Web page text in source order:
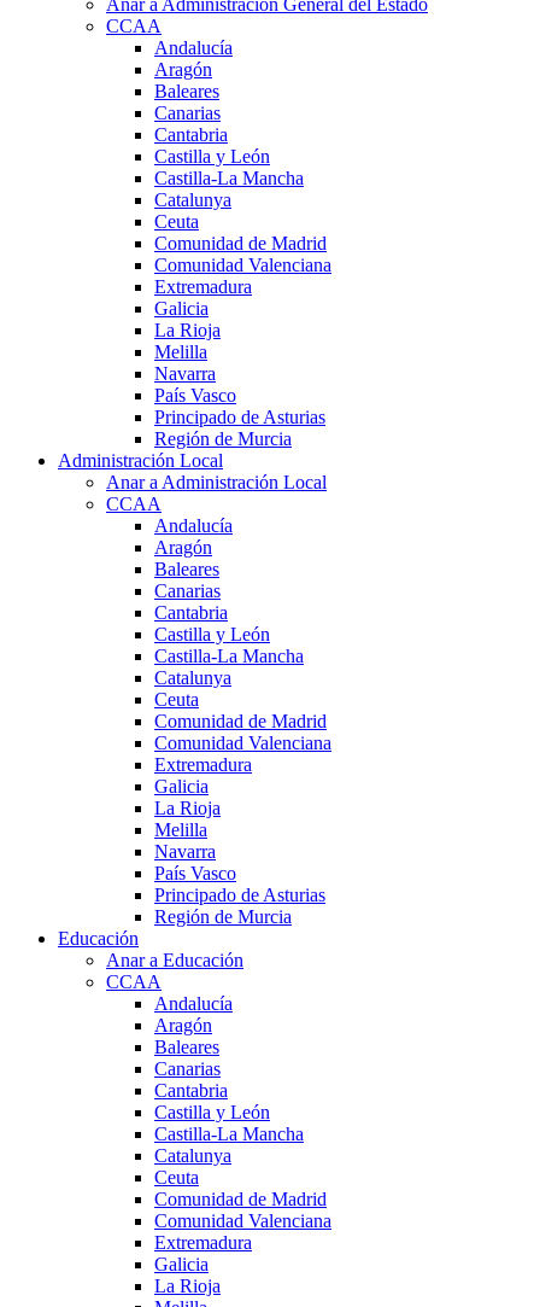
CCAA
Andalucía
Aragón
Baleares
Canarias
Cantabria
Castilla y León
Castilla-La Mancha
Catalunya
Ceuta
Comunidad de Madrid
Comunidad Valenciana
Extremadura
Galicia
La Rioja
Melilla
Navarra
País Vasco
Principado de Asturias
Región de Murcia
Administración Local
Anar a Administración Local
CCAA
Andalucía
Aragón
Baleares
Canarias
Cantabria
Castilla y León
Castilla-La Mancha
Catalunya
Ceuta
Comunidad de Madrid
Comunidad Valenciana
Extremadura
Galicia
La Rioja
Melilla
Navarra
País Vasco
Principado de Asturias
Región de Murcia
Educación
Anar a Educación
CCAA
Andalucía
Aragón
Baleares
Canarias
Cantabria
Castilla y León
Castilla-La Mancha
Catalunya
Ceuta
Comunidad de Madrid
Comunidad Valenciana
Extremadura
Galicia
La Rioja